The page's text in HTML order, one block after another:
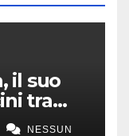
il suo
tra
NESSUN